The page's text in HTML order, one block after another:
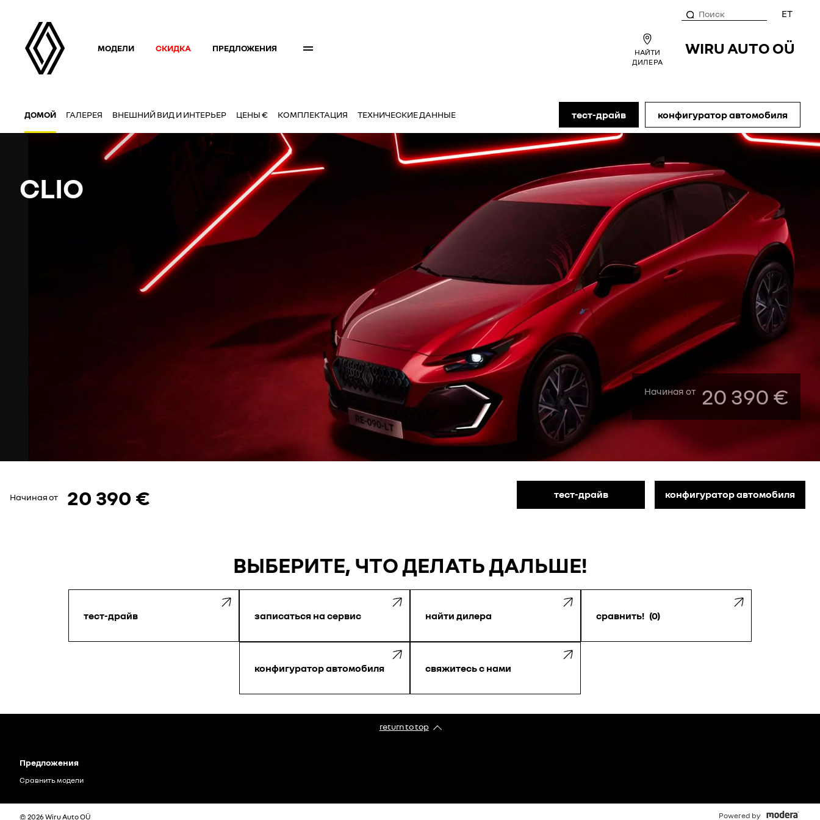
НАЙТИ
ДИЛЕРА
WIRU AUTO OÜ
МОДЕЛИ СКИДКА ПРЕДЛОЖЕНИЯ
ET
ДОМОЙ ГАЛЕРЕЯ ВНЕШНИЙ ВИД И ИНТЕРЬЕР ЦЕНЫ € КОМПЛЕКТАЦИЯ ТЕХНИЧЕСКИЕ ДАННЫЕ тест-драйв конфигуратор автомобиля
CLIO
Начиная от 20 390 €
тест-драйв конфигуратор автомобиля
Начиная от 20 390 €
ВЫБЕРИТЕ, ЧТО ДЕЛАТЬ ДАЛЬШЕ!
тест-драйв записаться на сервис найти дилера сравнить! 0
конфигуратор автомобиля свяжитесь с нами
return to top
Предложения
Сравнить модели
© 2026 Wiru Auto OÜ Powered by